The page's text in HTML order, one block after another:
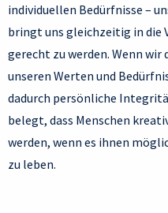
individuellen Bedürfnisse –
bringt uns gleichzeitig in die
gerecht zu werden. Wenn wir
unseren Werten und
dadurch persönliche
belegt, dass Menschen
werden, wenn es ihnen
zu leben.